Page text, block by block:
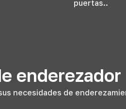
puertas..
necesidades de